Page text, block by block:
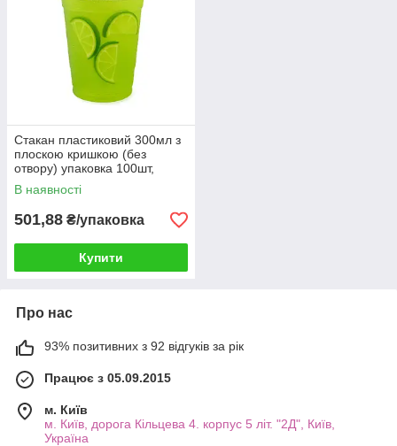
Стакан пластиковий 300мл з
плоскою кришкою (без
отвору) упаковка 100шт,
пластикові стакани з кришкою
В наявності
501,88 ₴/упаковка
Купити
Про нас
93% позитивних з 92 відгуків за рік
Працює з 05.09.2015
м. Київ
м. Київ, дорога Кільцева 4. корпус 5 літ. "2Д", Київ,
Україна